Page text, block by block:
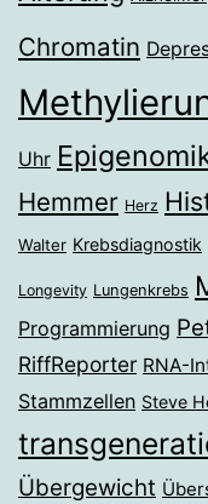
Chromatin
Uhr
Hemmer Herz
Walter Krebsdiagnostik
Longevity Lungenkrebs
Programmierung
RiffReporter RNA-
Stammzellen Steve
Übergewicht